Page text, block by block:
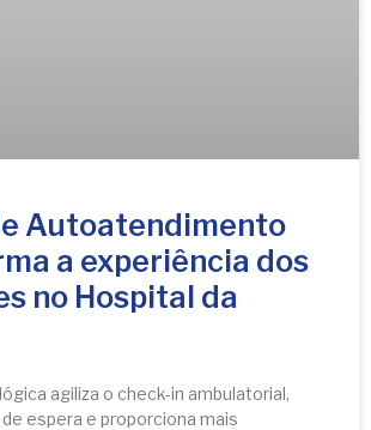
Autoatendimento
a experiência dos
no Hospital da
agiliza o check-in ambulatorial,
espera e proporciona mais